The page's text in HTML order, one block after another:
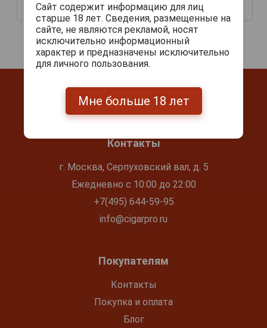
3 205 руб.
3 000 руб.
Контакты
г. Москва, Серпуховский вал, д. 5
Ежедневно с 10:00 до 22:00
+7(495) 644-59-95
info@cigarpro.ru
Покупателям
Контакты
Покупка и оплата
Блог
Сайт содержит информацию для лиц
старше 18 лет. Сведения, размещенные на
сайте, не являются рекламой, носят
исключительно информационный
характер и предназначены исключительно
для личного пользования.
Мне больше 18 лет